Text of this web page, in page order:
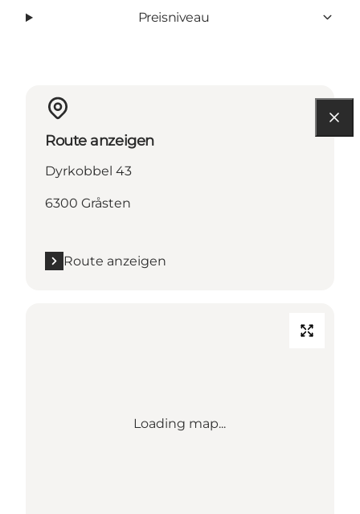
Preisniveau
Route anzeigen
Dyrkobbel 43
6300 Gråsten
Route anzeigen
Loading map...